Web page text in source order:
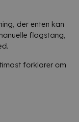
der enten kan
flagstang,
forklarer om